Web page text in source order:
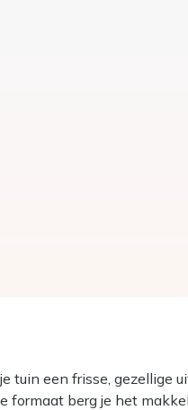
tuin een frisse, gezellige
formaat berg je het